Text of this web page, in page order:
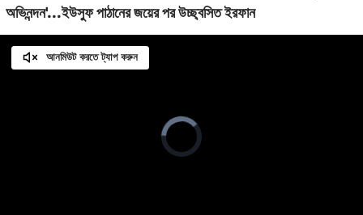
অভিনন্দন'...ইউসুফ পাঠানের জয়ের পর উচ্ছ্বসিত ইরফান
আনমিউট করতে ট্যাপ করুন
Video
Player
is
loading.